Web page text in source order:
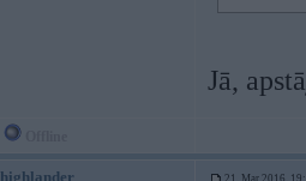
Jā,
highlander 21. Mar 2016,